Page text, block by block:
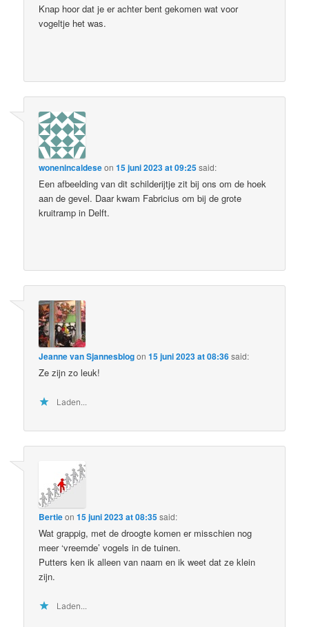
Knap hoor dat je er achter bent gekomen wat voor
vogeltje het was.
wonenincaldeseon15 juni 2023 at 09:25said:
Een afbeelding van dit schilderijtje zit bij ons om de hoek
aan de gevel. Daar kwam Fabricius om bij de grote
kruitramp in Delft.
Jeanne van Sjannesblogon15 juni 2023 at 08:36said:
Ze zijn zo leuk!
Laden...
Bertieon15 juni 2023 at 08:35said:
Wat grappig, met de droogte komen er misschien nog
meer ‘vreemde’ vogels in de tuinen.
Putters ken ik alleen van naam en ik weet dat ze klein
zijn.
Laden...